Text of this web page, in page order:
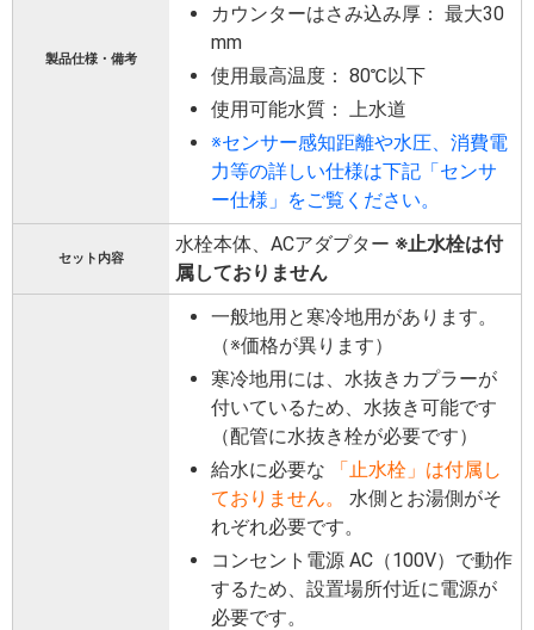
製品仕様・備考
カウンターはさみ込み厚： 最大30
mm
使用最高温度： 80℃以下
使用可能水質： 上水道
※センサー感知距離や水圧、消費電
力等の詳しい仕様は下記「センサ
ー仕様」をご覧ください。
セット内容
水栓本体、ACアダプター ※止水栓は付
属しておりません
一般地用と寒冷地用があります。
（※価格が異ります）
寒冷地用には、水抜きカプラーが
付いているため、水抜き可能です
（配管に水抜き栓が必要です）
給水に必要な
「止水栓」は付属し
ておりません。
水側とお湯側がそ
れぞれ必要です。
コンセント電源 AC（100V）で動作
するため、設置場所付近に電源が
必要です。